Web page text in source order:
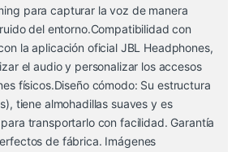
para capturar la voz de manera
del entorno.Compatibilidad con
la aplicación oficial JBL Headphones,
el audio y personalizar los accesos
físicos.Diseño cómodo: Su estructura
tiene almohadillas suaves y es
transportarlo con facilidad. Garantía
de fábrica. Imágenes